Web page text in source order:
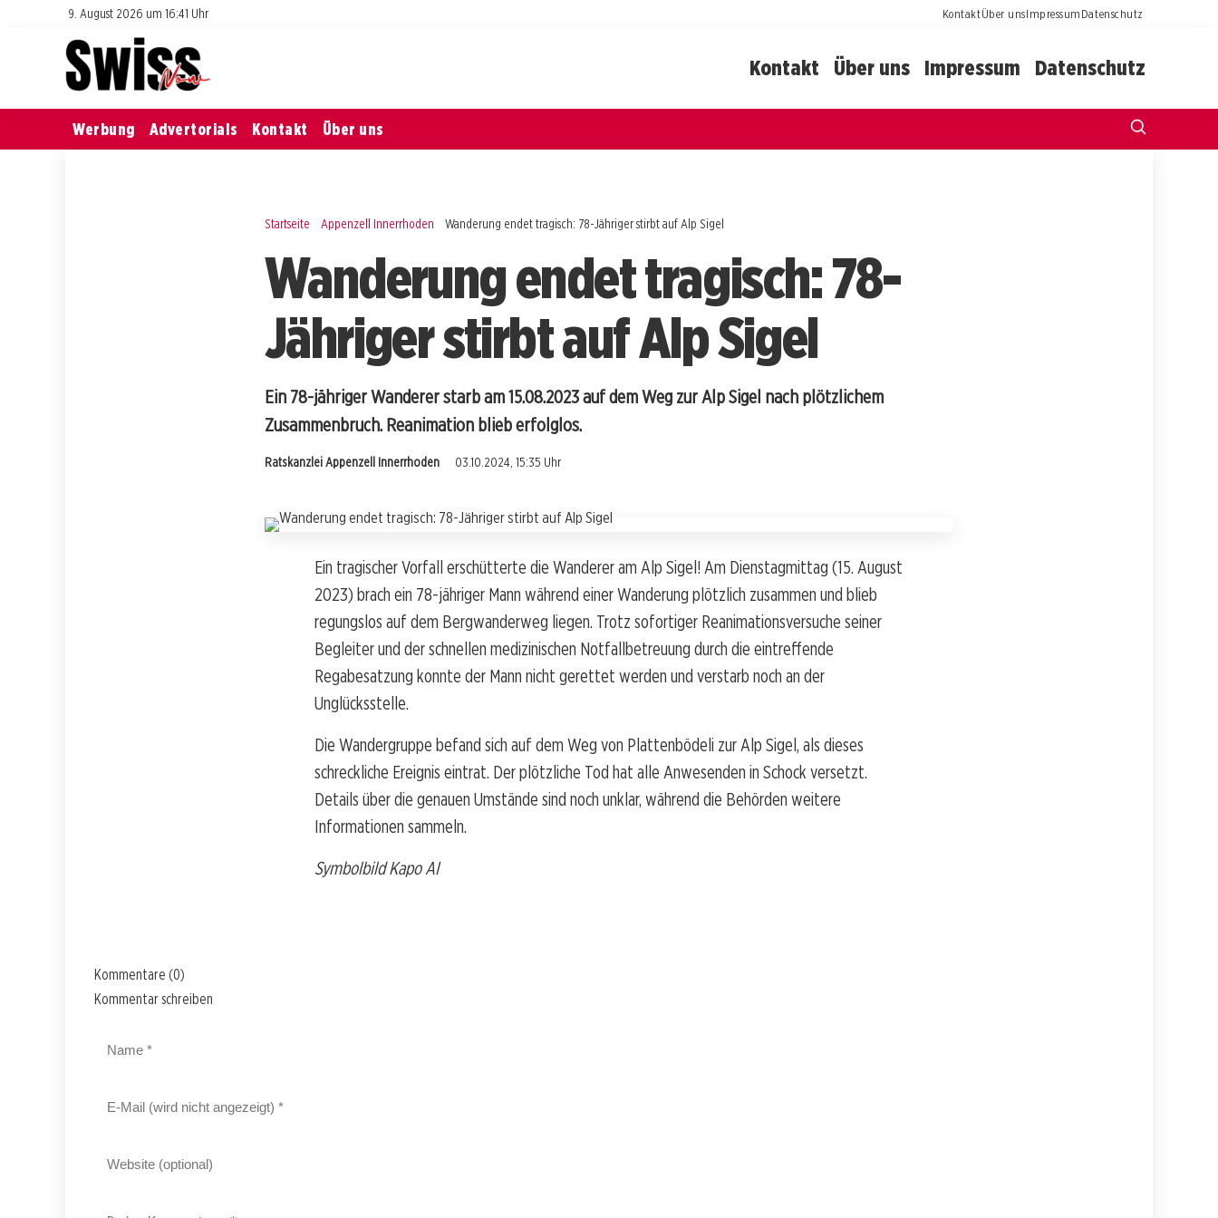
9. August 2026 um 16:41 Uhr KontaktÜber unsImpressumDatenschutz
Kontakt Über uns Impressum Datenschutz
Werbung Advertorials Kontakt Über uns
Startseite Appenzell Innerrhoden Wanderung endet tragisch: 78-Jähriger stirbt auf Alp Sigel
Wanderung endet tragisch: 78-
Jähriger stirbt auf Alp Sigel
Ein 78-jähriger Wanderer starb am 15.08.2023 auf dem Weg zur Alp Sigel nach plötzlichem
Zusammenbruch. Reanimation blieb erfolglos.
Ratskanzlei Appenzell Innerrhoden 03.10.2024, 15:35 Uhr
Ein tragischer Vorfall erschütterte die Wanderer am Alp Sigel! Am Dienstagmittag (15. August
2023) brach ein 78-jähriger Mann während einer Wanderung plötzlich zusammen und blieb
regungslos auf dem Bergwanderweg liegen. Trotz sofortiger Reanimationsversuche seiner
Begleiter und der schnellen medizinischen Notfallbetreuung durch die eintreffende
Regabesatzung konnte der Mann nicht gerettet werden und verstarb noch an der
Unglücksstelle.
Die Wandergruppe befand sich auf dem Weg von Plattenbödeli zur Alp Sigel, als dieses
schreckliche Ereignis eintrat. Der plötzliche Tod hat alle Anwesenden in Schock versetzt.
Details über die genauen Umstände sind noch unklar, während die Behörden weitere
Informationen sammeln.
Symbolbild Kapo AI
Kommentare (0)
Kommentar schreiben